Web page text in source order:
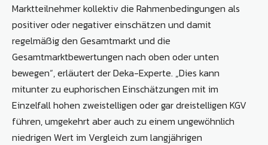
Marktteilnehmer kollektiv die Rahmenbedingungen als
positiver oder negativer einschätzen und damit
regelmäßig den Gesamtmarkt und die
Gesamtmarktbewertungen nach oben oder unten
bewegen“, erläutert der Deka-Experte. „Dies kann
mitunter zu euphorischen Einschätzungen mit im
Einzelfall hohen zweistelligen oder gar dreistelligen KGV
führen, umgekehrt aber auch zu einem ungewöhnlich
niedrigen Wert im Vergleich zum langjährigen